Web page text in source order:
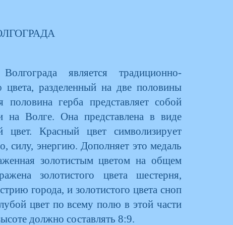
является традиционно-
цвета, разделенный на две половины
герба представляет собой
на Волге. Она представлена в виде
Красный цвет символизирует
силу, энергию. Дополняет это медаль
золотистым цветом на общем
золотистого цвета шестерня,
города, и золотистого цвета сноп
цвет по всему полю в этой части
должно составлять 8:9.